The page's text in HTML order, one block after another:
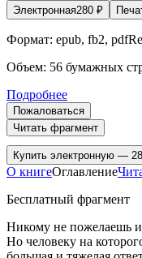
Электронная280 ₽
Формат: epub, fb2,
Объем: 56 бумажных
Подробнее
Пожаловаться
Читать фрагмент
Купить электронную —
О книгеОглавление
Бесплатный фрагмент
Никому не пожелаешь
Но человеку на